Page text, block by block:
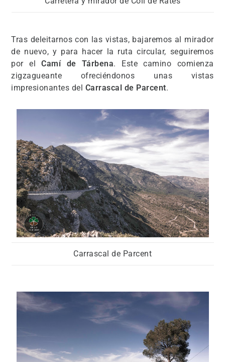
Tras deleitarnos con las vistas, bajaremos al mirador
de nuevo, y para hacer la ruta circular, seguiremos
por elCamí de Tárbena. Este camino comienza
zigzagueante ofreciéndonos unas vistas
impresionantes del Carrascal de Parcent.
Carrascal de Parcent